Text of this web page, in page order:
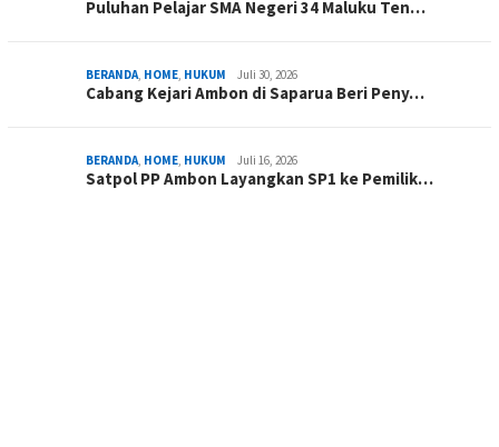
Puluhan Pelajar SMA Negeri 34 Maluku Ten…
BERANDA HOME HUKUM Juli 30, 2026
Cabang Kejari Ambon di Saparua Beri Peny…
BERANDA HOME HUKUM Juli 16, 2026
Satpol PP Ambon Layangkan SP1 ke Pemilik…